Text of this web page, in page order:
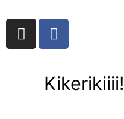
I
n
F
a
b
Kikerikiiii!